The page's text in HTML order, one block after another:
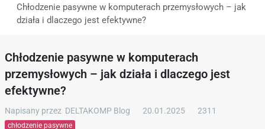
Chłodzenie pasywne w komputerach przemysłowych – jak
działa i dlaczego jest efektywne?
Chłodzenie pasywne w komputerach
przemysłowych – jak działa i dlaczego jest
efektywne?
Napisany przez DELTAKOMP Blog 20.01.2025 2311
chłodzenie pasywne